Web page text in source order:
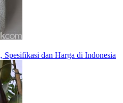
Spesifikasi dan Harga di Indonesia